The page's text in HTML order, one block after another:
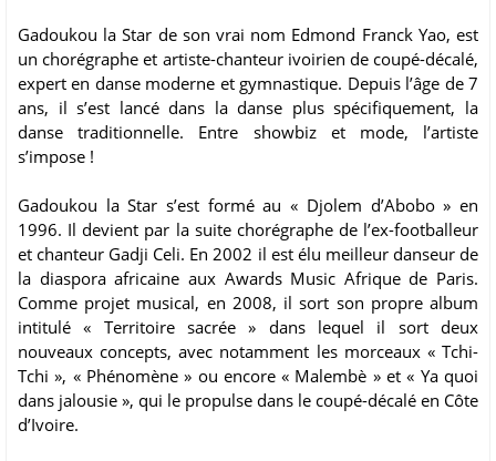
Gadoukou la Star de son vrai nom Edmond Franck Yao, est
un chorégraphe et artiste-chanteur ivoirien de coupé-décalé,
expert en danse moderne et gymnastique. Depuis l’âge de 7
ans, il s’est lancé dans la danse plus spécifiquement, la
danse traditionnelle. Entre showbiz et mode, l’artiste
s’impose !
Gadoukou la Star s’est formé au « Djolem d’Abobo » en
1996. Il devient par la suite chorégraphe de l’ex-footballeur
et chanteur Gadji Celi. En 2002 il est élu meilleur danseur de
la diaspora africaine aux Awards Music Afrique de Paris.
Comme projet musical, en 2008, il sort son propre album
intitulé « Territoire sacrée » dans lequel il sort deux
nouveaux concepts, avec notamment les morceaux « Tchi-
Tchi », « Phénomène » ou encore « Malembè » et « Ya quoi
dans jalousie », qui le propulse dans le coupé-décalé en Côte
d’Ivoire.